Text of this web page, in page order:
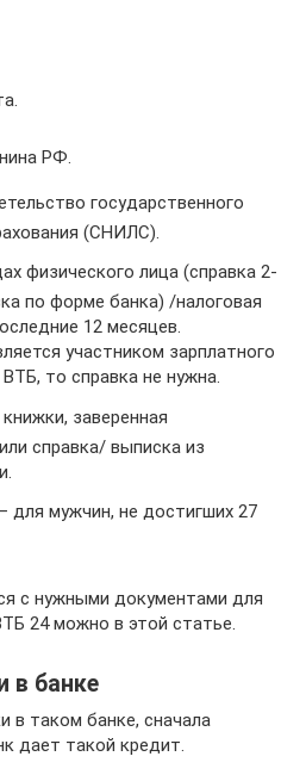
РФ.
государственного
(СНИЛС).
физического лица (справка 2-
по форме банка) /налоговая
12 месяцев.
участником зарплатного
то справка не нужна.
заверенная
справка/ выписка из
для мужчин, не достигших 27
с нужными документами для
24 можно в этой статье.
в банке
в таком банке, сначала
дает такой кредит.